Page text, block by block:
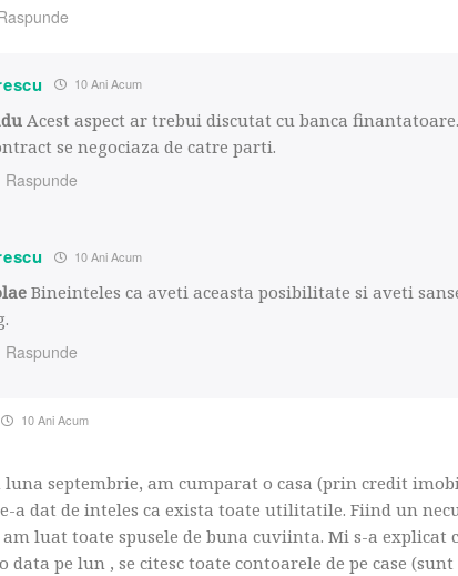
10 Ani Acum
Acest aspect ar trebui discutat cu banca
se negociaza de catre parti.
Raspunde
10 Ani Acum
Bineinteles ca aveti aceasta posibilitate si aveti
Raspunde
10 Ani Acum
luna septembrie, am cumparat o casa (prin credit
a dat de inteles ca exista toate utilitatile. Fiind un
luat toate spusele de buna cuviinta. Mi s-a explicat
data pe lun , se citesc toate contoarele de pe case (sunt